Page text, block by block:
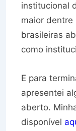
institucional
maior dentre
brasileiras
como
E para
apresentei
aberto.
disponível